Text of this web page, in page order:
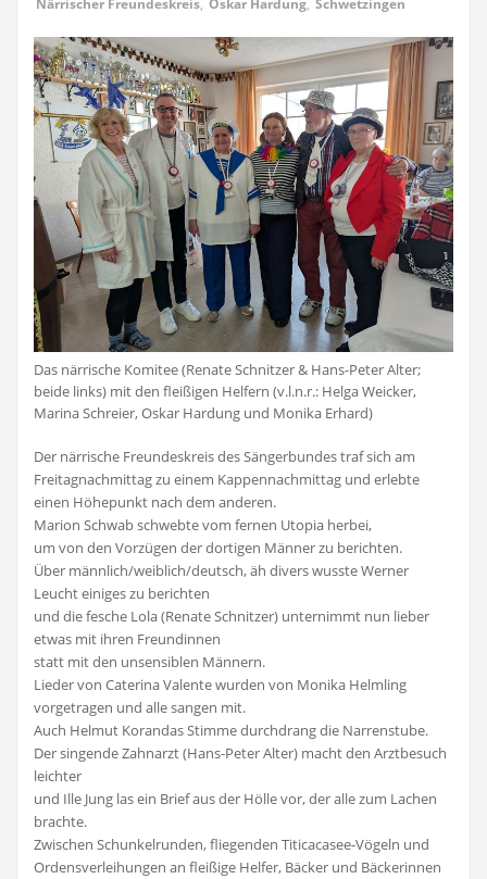
Närrischer Freundeskreis, Oskar Hardung, Schwetzingen
Das närrische Komitee (Renate Schnitzer & Hans-Peter Alter;
beide links) mit den fleißigen Helfern (v.l.n.r.: Helga Weicker,
Marina Schreier, Oskar Hardung und Monika Erhard)
Der närrische Freundeskreis des Sängerbundes traf sich am
Freitagnachmittag zu einem Kappennachmittag und erlebte
einen Höhepunkt nach dem anderen.
Marion Schwab schwebte vom fernen Utopia herbei,
um von den Vorzügen der dortigen Männer zu berichten.
Über männlich/weiblich/deutsch, äh divers wusste Werner
Leucht einiges zu berichten
und die fesche Lola (Renate Schnitzer) unternimmt nun lieber
etwas mit ihren Freundinnen
statt mit den unsensiblen Männern.
Lieder von Caterina Valente wurden von Monika Helmling
vorgetragen und alle sangen mit.
Auch Helmut Korandas Stimme durchdrang die Narrenstube.
Der singende Zahnarzt (Hans-Peter Alter) macht den Arztbesuch
leichter
und Ille Jung las ein Brief aus der Hölle vor, der alle zum Lachen
brachte.
Zwischen Schunkelrunden, fliegenden Titicacasee-Vögeln und
Ordensverleihungen an fleißige Helfer, Bäcker und Bäckerinnen